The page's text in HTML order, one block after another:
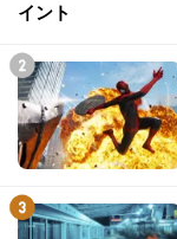
イント